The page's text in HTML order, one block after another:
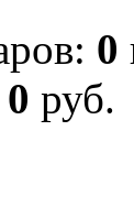
0
0 руб.